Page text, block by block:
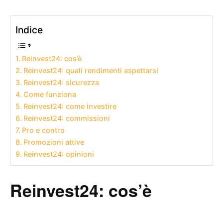
Indice
Reinvest24: cos’è
Reinvest24: quali rendimenti aspettarsi
Reinvest24: sicurezza
Come funziona
Reinvest24: come investire
Reinvest24: commissioni
Pro e contro
Promozioni attive
Reinvest24: opinioni
Reinvest24: cos’è